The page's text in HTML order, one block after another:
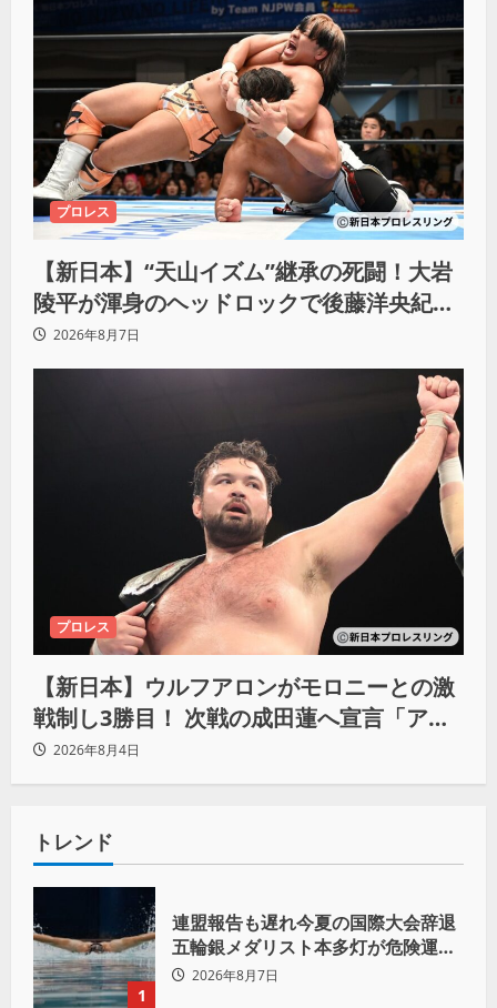
プロレス
【新日本】“天山イズム”継承の死闘！大岩
陵平が渾身のヘッドロックで後藤洋央紀か
らタップ奪取 執念の「リベンジ＆4勝目」
2026年8月7日
プロレス
【新日本】ウルフアロンがモロニーとの激
戦制し3勝目！ 次戦の成田蓮へ宣言「アイ
ツの王道を俺の王道でぶち壊す」
2026年8月4日
トレンド
1
連盟報告も遅れ今夏の国際大会辞退
五輪銀メダリスト本多灯が危険運転
致傷で起訴
2026年8月7日